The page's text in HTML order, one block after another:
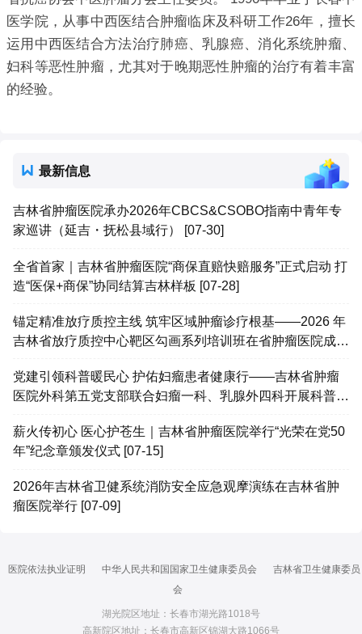
医学院，从事中西医结合肿瘤临床及科研工作26年，擅长
运用中西医结合方法治疗肺癌、乳腺癌、消化系统肿瘤、
妇科等恶性肿瘤，尤其对于晚期恶性肿瘤的治疗有着丰富
的经验。
最新信息
吉林省肿瘤医院承办2026年CBCS&CSOBO指南中青年专
家巡讲（延吉・抚松县域行） [07-30]
全省首家｜吉林省肿瘤医院“商保直赔快赔服务”正式启动 打
造“医保+商保”协同结算吉林样板 [07-28]
锚定精准放疗质控主线 筑牢区域肿瘤诊疗根基——2026 年
吉林省放疗质控中心靶区勾画系列培训班在省肿瘤医院成功
党建引领科普暖民心 护佑妇瘤患者健康行——吉林省肿瘤
医院外科第五党支部联合妇瘤一科、乳腺外四科开展科普患
薪火传初心 医心护苍生｜吉林省肿瘤医院举行“光荣在党50
年”纪念章颁发仪式 [07-15]
2026年吉林省卫健系统消防安全应急观摩演练在吉林省肿
瘤医院举行 [07-09]
医院依法执业证明 中华人民共和国国家卫生健康委员会
吉林省卫生健康委员
会
湖光院区地址：长春市湖光路1018号
高新院区地址：长春市高新区锦湖大路1066号